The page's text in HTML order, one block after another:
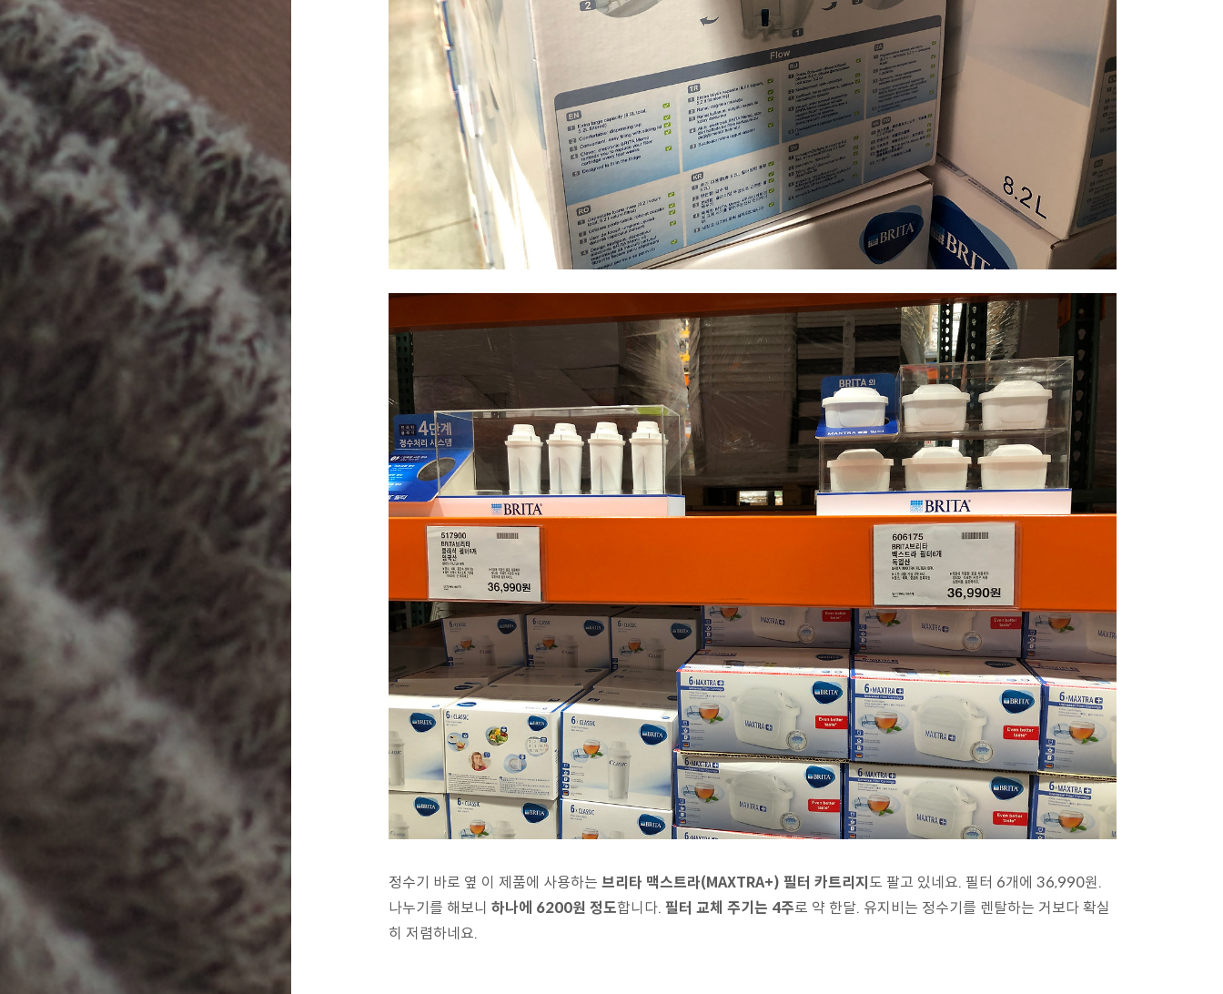
정수기 바로 옆 이 제품에 사용하는 브리타 맥스트라(MAXTRA+) 필터 카트리지 도 팔고 있네요. 필터 6개에 36,990원.
나누기를 해보니 하나에 6200원 정도합니다. 필터 교체 주기는 4주로 약 한달. 유지비는 정수기를 렌탈하는 거보다 확실
히 저렴하네요.